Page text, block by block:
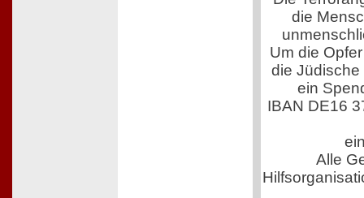
die
Um die
die
ein
IBAN DE16
Alle